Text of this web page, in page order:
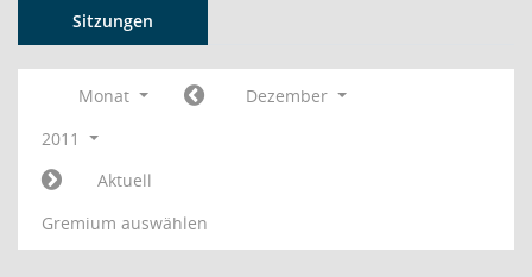
Sitzungen
Monat
Dezember
2011
Aktuell
Gremium auswählen